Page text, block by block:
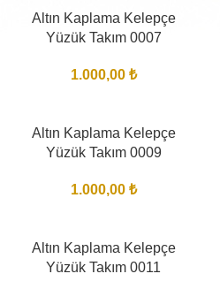
Altın Kaplama Kelepçe
Yüzük Takım 0007
1.000,00 ₺
Altın Kaplama Kelepçe
Yüzük Takım 0009
1.000,00 ₺
Altın Kaplama Kelepçe
Yüzük Takım 0011